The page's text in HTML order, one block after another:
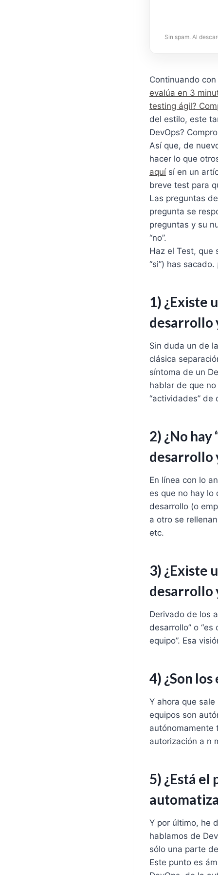
Sin spam. Al
Continuando
evalúa en 3
testing ágil?
del estilo, este
DevOps?
Así que, de
hacer lo que
aquísí en un
breve test para
Las preguntas
pregunta se
preguntas y su
“no”.
Haz el Test, que
“si”) has sacado.
1) ¿Existe
desarrollo
Sin duda un de
clásica
síntoma de un
hablar de que
“actividades” de
2) ¿No
desarrollo
En línea con lo
es que no hay lo
desarrollo (o
a otro se
etc.
3) ¿Existe
desarrollo
Derivado de los
desarrollo” o
equipo”. Esa
4) ¿Son
Y ahora que
equipos son
autónomamente
autorización a n
5) ¿Está
Y por último, he
hablamos de
sólo una parte
Este punto es